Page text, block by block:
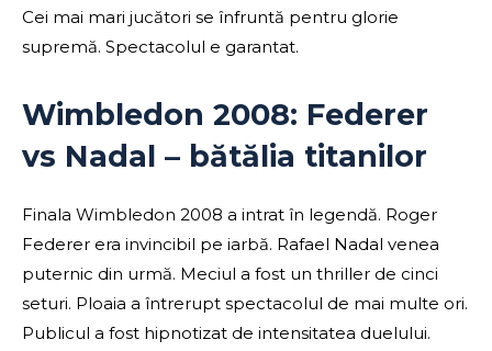
Cei mai mari jucători se înfruntă pentru glorie
supremă. Spectacolul e garantat.
Wimbledon 2008: Federer
vs Nadal – bătălia titanilor
Finala Wimbledon 2008 a intrat în legendă. Roger
Federer era invincibil pe iarbă. Rafael Nadal venea
puternic din urmă. Meciul a fost un thriller de cinci
seturi. Ploaia a întrerupt spectacolul de mai multe ori.
Publicul a fost hipnotizat de intensitatea duelului.